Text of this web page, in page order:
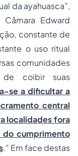
da ayahuasca”,
Edward
constante de
o uso ritual
comunidades
de coibir suas
se a dificultar a
central
localidades fora
do cumprimento
.” Em face destas